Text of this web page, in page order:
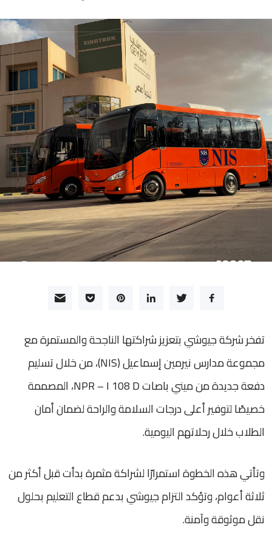
تفخر شركة جيوشي بتعزيز شراكتها الناجحة والمستمرة مع
مجموعة مدارس نيرمين إسماعيل (NIS)، من خلال تسليم
دفعة جديدة من ميني باصات NPR – I 108 D، المصممة
خصيصًا لتوفير أعلى درجات السلامة والراحة لضمان أمان
الطلاب خلال رحلاتهم اليومية.
وتأتي هذه الخطوة استمرارًا لشراكة مثمرة بدأت قبل أكثر من
ثلاثة أعوام، وتؤكد التزام جيوشي بدعم قطاع التعليم بحلول
نقل موثوقة وآمنة.